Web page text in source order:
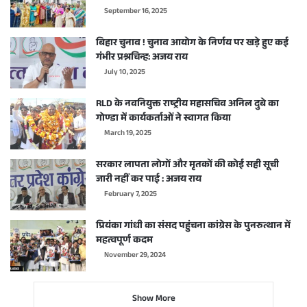
September 16, 2025
बिहार चुनाव ! चुनाव आयोग के निर्णय पर खड़े हुए कई
गंभीर प्रश्नचिन्ह: अजय राय
July 10, 2025
RLD के नवनियुक्त राष्ट्रीय महासचिव अनिल दुबे का
गोण्डा में कार्यकर्ताओं ने स्वागत किया
March 19, 2025
सरकार लापता लोगों और मृतकों की कोई सही सूची
जारी नहीं कर पाई : अजय राय
February 7, 2025
प्रियंका गांधी का संसद पहुंचना कांग्रेस के पुनरुत्थान में
महत्वपूर्ण कदम
November 29, 2024
Show More